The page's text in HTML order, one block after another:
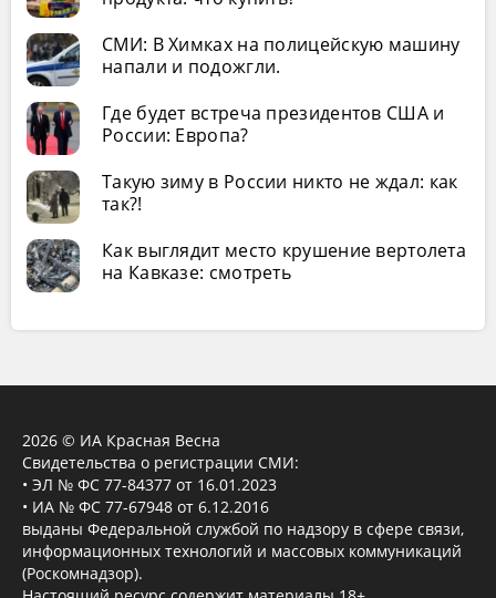
СМИ: В Химках на полицейскую машину
напали и подожгли.
Где будет встреча президентов США и
России: Европа?
Такую зиму в России никто не ждал: как
так?!
Как выглядит место крушение вертолета
на Кавказе: смотреть
2026 © ИА Красная Весна
Свидетельства о регистрации СМИ:
• ЭЛ № ФС 77-84377 от 16.01.2023
• ИА № ФС 77-67948 от 6.12.2016
выданы Федеральной службой по надзору в сфере связи,
информационных технологий и массовых коммуникаций
(Роскомнадзор).